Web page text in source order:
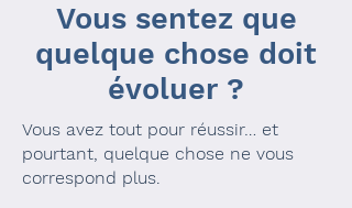
Vous sentez que
quelque chose doit
évoluer ?
Vous avez tout pour réussir… et
pourtant, quelque chose ne vous
correspond plus.